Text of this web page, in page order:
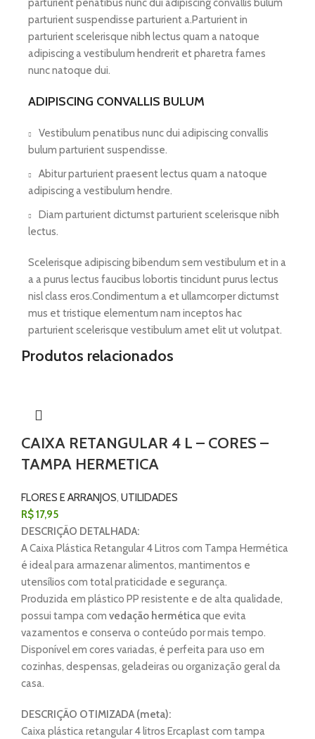
parturient penatibus nunc dui adipiscing convallis bulum
parturient suspendisse parturient a.Parturient in
parturient scelerisque nibh lectus quam a natoque
adipiscing a vestibulum hendrerit et pharetra fames
nunc natoque dui.
ADIPISCING CONVALLIS BULUM
Vestibulum penatibus nunc dui adipiscing convallis
bulum parturient suspendisse.
Abitur parturient praesent lectus quam a natoque
adipiscing a vestibulum hendre.
Diam parturient dictumst parturient scelerisque nibh
lectus.
Scelerisque adipiscing bibendum sem vestibulum et in a
a a purus lectus faucibus lobortis tincidunt purus lectus
nisl class eros.Condimentum a et ullamcorper dictumst
mus et tristique elementum nam inceptos hac
parturient scelerisque vestibulum amet elit ut volutpat.
Produtos relacionados
CAIXA RETANGULAR 4 L – CORES –
TAMPA HERMETICA
FLORES E ARRANJOS, UTILIDADES
R$17,95
DESCRIÇÃO DETALHADA:
A Caixa Plástica Retangular 4 Litros com Tampa Hermética
é ideal para armazenar alimentos, mantimentos e
utensílios com total praticidade e segurança.
Produzida em plástico PP resistente e de alta qualidade,
possui tampa com vedação herméticaque evita
vazamentos e conserva o conteúdo por mais tempo.
Disponível em cores variadas, é perfeita para uso em
cozinhas, despensas, geladeiras ou organização geral da
casa.
DESCRIÇÃO OTIMIZADA (meta):
Caixa plástica retangular 4 litros Ercaplast com tampa